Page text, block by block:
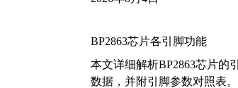
BP2863芯片各引脚功能
本文详细解析BP2863芯片的
数据，并附引脚参数对照表